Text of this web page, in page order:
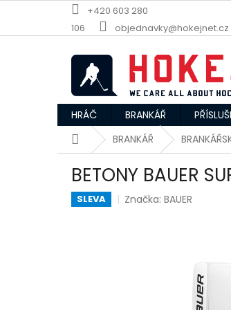
obsah
+420 603 280
106
objednavky@hokejnet.cz
HRÁČ BRANKÁŘ
DomůBRANKÁŘ
BETONY BAUER
SLEVA Značka:BAUER